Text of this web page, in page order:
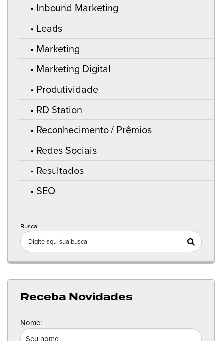
Inbound Marketing
Leads
Marketing
Marketing Digital
Produtividade
RD Station
Reconhecimento / Prêmios
Redes Sociais
Resultados
SEO
Busca:
Receba Novidades
Nome: